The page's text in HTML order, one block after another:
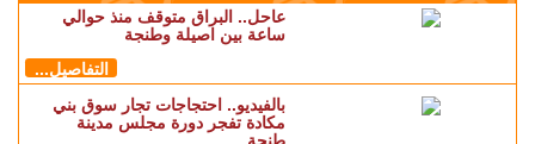
عاحل.. البراق متوقف منذ حوالي
ساعة بين اصيلة وطنجة
التفاصيل...
بالفيديو.. احتجاجات تجار سوق بني
مكادة تفجر دورة مجلس مدينة